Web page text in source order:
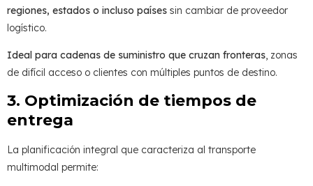
regiones, estados o incluso países sin cambiar de proveedor
logístico.
Ideal para cadenas de suministro que cruzan fronteras, zonas
de difícil acceso o clientes con múltiples puntos de destino.
3. Optimización de tiempos de
entrega
La planificación integral que caracteriza al transporte
multimodal permite: